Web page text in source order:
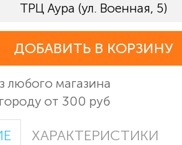
ТРЦ Аура (ул. Военная, 5)
ДОБАВИТЬ В КОРЗИНУ
любого магазина
от 300 руб
ХАРАКТЕРИСТИКИ